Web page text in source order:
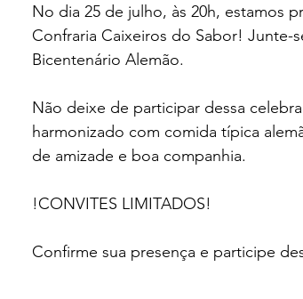
No dia 25 de julho, às 20h, estamos
Confraria Caixeiros do Sabor! Junte-
Bicentenário Alemão.
Não deixe de participar dessa
harmonizado com comida típica
de amizade e boa companhia.
!CONVITES LIMITADOS!
Confirme sua presença e participe